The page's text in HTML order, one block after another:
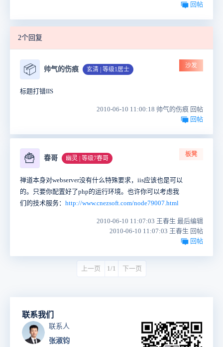
回帖
2个回复
📦 帅气的伤痕 玄清 | 等级1居士
沙发
标题打错IIS
2010-06-10 11:00:18 帅气的伤痕 回帖
回帖
🍟 春哥 幽灵 | 等级7春哥
板凳
禅道本身对webserver没有什么特殊要求，iis应该也是可以
的。只要你配置好了php的运行环境。也许你可以考虑我
们的技术服务： http://www.cnezsoft.com/node79007.html
2010-06-10 11:07:03 王春生 最后编辑
2010-06-10 11:07:03 王春生 回帖
回帖
上一页 1/1 下一页
联系我们
联系人
张淑钧